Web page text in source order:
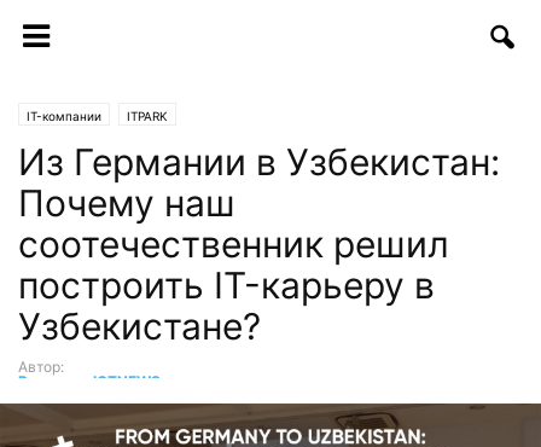
IT-компании ITPARK
Из Германии в Узбекистан:
Почему наш
соотечественник решил
построить IT-карьеру в
Узбекистане?
Автор:
Редакция ICTNEWS